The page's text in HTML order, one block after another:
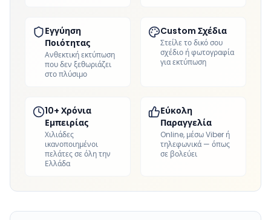
Εγγύηση
Ποιότητας
Ανθεκτική εκτύπωση
που δεν ξεθωριάζει
στο πλύσιμο
Custom Σχέδια
Στείλε το δικό σου
σχέδιο ή φωτογραφία
για εκτύπωση
10+ Χρόνια
Εμπειρίας
Χιλιάδες
ικανοποιημένοι
πελάτες σε όλη την
Ελλάδα
Εύκολη
Παραγγελία
Online, μέσω Viber ή
τηλεφωνικά — όπως
σε βολεύει